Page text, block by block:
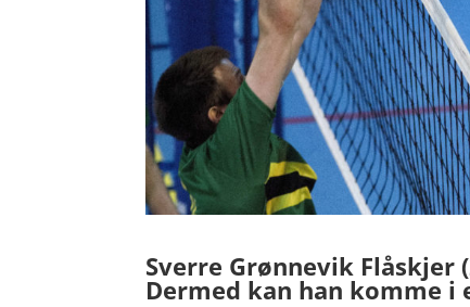
Sverre Grønnevik Flåskjer
Dermed kan han komme